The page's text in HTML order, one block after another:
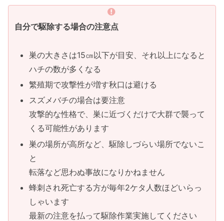
自分で駆除する場合の注意点
巣の大きさは15㎝以下が目安、それ以上になると
ハチの数が多くなる
繁殖期で攻撃性が増す秋口は避ける
スズメバチの場合は要注意
攻撃的な性格で、巣に近づくだけで大群で襲って
くる可能性があります
巣の場所が高所など、駆除しづらい場所でないこ
と
転落など思わぬ事故になりかねません
蜂刺され死亡する方が毎年2ケタ人数ほどいらっ
しゃいます
最新の注意を払って駆除作業実施してください